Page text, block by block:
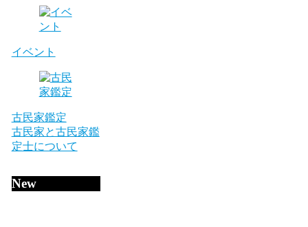
イベント
古民家鑑定
古民家と古民家鑑
定士について
New